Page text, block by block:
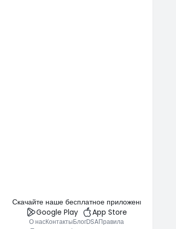
Скачайте наше бесплатное приложение
Google Play
App Store
О насКонтактыБлогDSAПравила